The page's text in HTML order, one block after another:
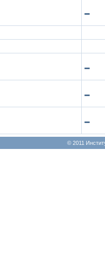
-
-
-
-
© 2011